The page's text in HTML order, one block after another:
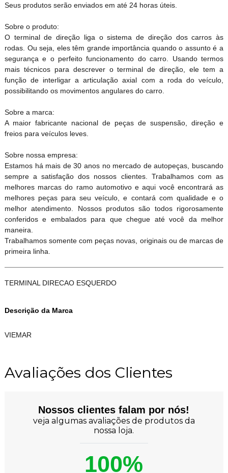
Seus produtos serão enviados em até 24 horas úteis.
Sobre o produto:
O terminal de direção liga o sistema de direção dos carros às
rodas. Ou seja, eles têm grande importância quando o assunto é a
segurança e o perfeito funcionamento do carro. Usando termos
mais técnicos para descrever o terminal de direção, ele tem a
função de interligar a articulação axial com a roda do veículo,
possibilitando os movimentos angulares do carro.
Sobre a marca:
A maior fabricante nacional de peças de suspensão, direção e
freios para veículos leves.
Sobre nossa empresa:
Estamos há mais de 30 anos no mercado de autopeças, buscando
sempre a satisfação dos nossos clientes. Trabalhamos com as
melhores marcas do ramo automotivo e aqui você encontrará as
melhores peças para seu veículo, e contará com qualidade e o
melhor atendimento. Nossos produtos são todos rigorosamente
conferidos e embalados para que chegue até você da melhor
maneira.
Trabalhamos somente com peças novas, originais ou de marcas de
primeira linha.
TERMINAL DIRECAO ESQUERDO
Descrição da Marca
VIEMAR
Avaliações dos Clientes
Nossos clientes falam por nós!
veja algumas avaliações de produtos da
nossa loja.
100%